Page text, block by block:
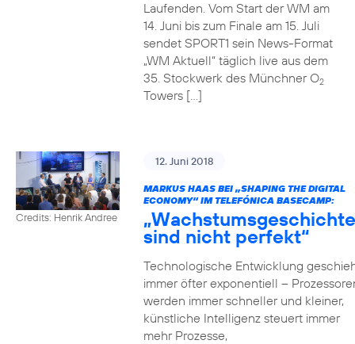
Laufenden. Vom Start der WM am
14. Juni bis zum Finale am 15. Juli
sendet SPORT1 sein News-Format
„WM Aktuell“ täglich live aus dem
35. Stockwerk des Münchner O2
Towers […]
Credits: Henrik Andree
12. Juni 2018
MARKUS HAAS BEI „SHAPING THE DIGITAL
ECONOMY“ IM TELEFÓNICA BASECAMP:
sind nicht perfekt“
Technologische Entwicklung
immer öfter exponentiell –
werden immer schneller und kleiner,
künstliche Intelligenz steuert immer
mehr Prozesse,